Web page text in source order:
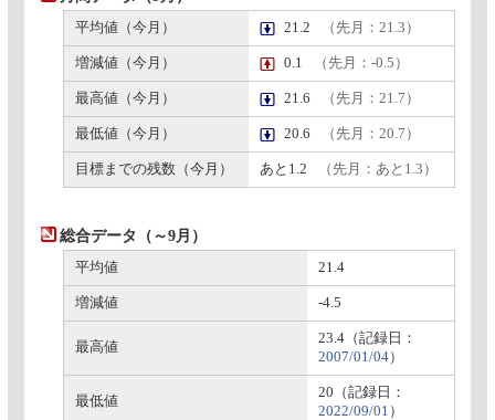
平均値（今月） 21.2 （先月：21.3）
増減値（今月） 0.1 （先月：-0.5）
最高値（今月） 21.6 （先月：21.7）
最低値（今月） 20.6 （先月：20.7）
目標までの残数（今月） あと1.2 （先月：あと1.3）
総合データ（～9月）
平均値 21.4
増減値 -4.5
最高値
23.4（記録日：
2007/01/04）
最低値
20（記録日：
2022/09/01 ）